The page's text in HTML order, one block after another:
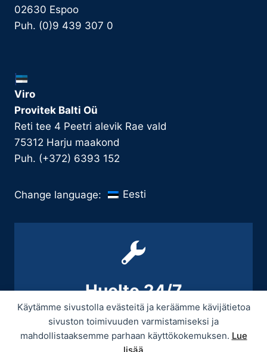
Käytämme sivustolla evästeitä ja keräämme kävijätietoa
sivuston toimivuuden varmistamiseksi ja
mahdollistaaksemme parhaan käyttökokemuksen. Lue
02630 Espoo
Puh. (0)9 439 307 0
Viro
Provitek Balti Oü
Reti tee 4 Peetri alevik Rae vald
75312 Harju maakond
Puh. (+372) 6393 152
Change language: Eesti
Huolto 24/7
+358 9 439 3070 / +358 50 545 5664